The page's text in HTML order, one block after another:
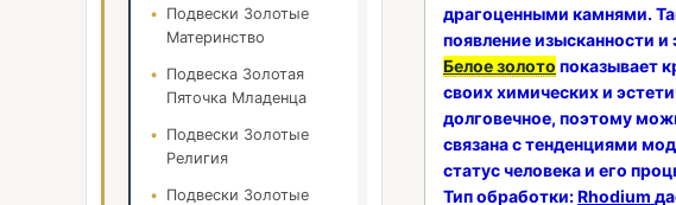
Подвески Золотые
Материнство
Подвеска Золотая
Пяточка Младенца
Подвески Золотые
Религия
Подвески Золотые
драгоценными камнями.
появление изысканности и
Белое золото показывает
своих химических и
долговечное, поэтому
связана с тенденциями
статус человека и его
Тип обработки:Rhodium